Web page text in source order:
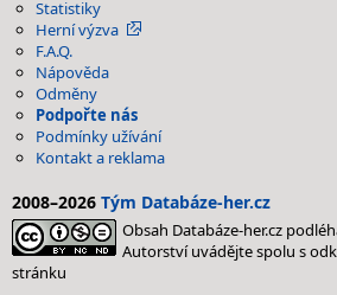
Statistiky
Herní výzva
F.A.Q.
Nápověda
Odměny
Podpořte nás
Podmínky užívání
Kontakt a reklama
2008–2026 Tým Databáze-her.cz
Obsah Databáze-her.cz
Autorství uvádějte spolu s
stránku